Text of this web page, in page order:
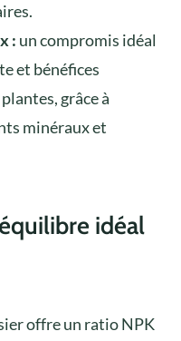
: un compromis idéal
et bénéfices
grâce à
minéraux et
idéal
offre un ratio NPK